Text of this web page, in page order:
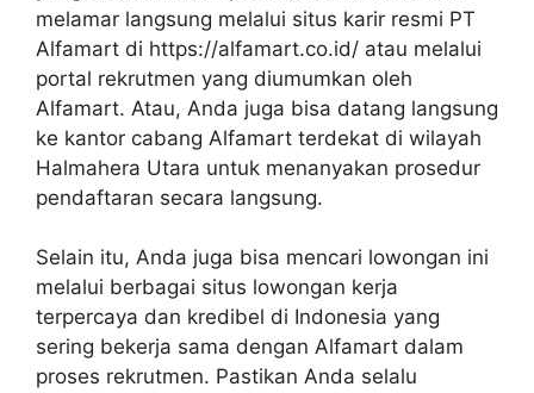
melamar langsung melalui situs karir resmi PT
Alfamart di https://alfamart.co.id/ atau melalui
portal rekrutmen yang diumumkan oleh
Alfamart. Atau, Anda juga bisa datang langsung
ke kantor cabang Alfamart terdekat di wilayah
Halmahera Utara untuk menanyakan prosedur
pendaftaran secara langsung.
Selain itu, Anda juga bisa mencari lowongan ini
melalui berbagai situs lowongan kerja
terpercaya dan kredibel di Indonesia yang
sering bekerja sama dengan Alfamart dalam
proses rekrutmen. Pastikan Anda selalu